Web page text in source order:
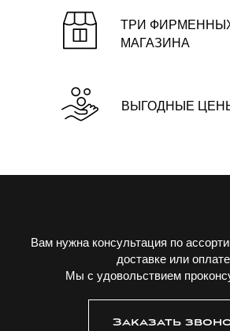
ТРИ
МАГАЗИНА
ВЫГОДНЫЕ
Вам нужна консультация по
доставке или
Мы с удовольствием
Заказать